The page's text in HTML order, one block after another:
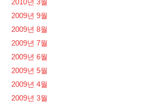
2010년 3월
2009년 9월
2009년 8월
2009년 7월
2009년 6월
2009년 5월
2009년 4월
2009년 3월